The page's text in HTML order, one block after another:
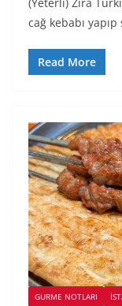
(Yeterli) Zira
cağ kebabı
Read More
GURME NOTLARI